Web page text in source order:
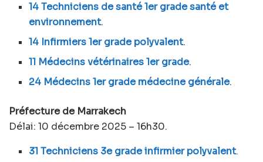
14 Techniciens de santé 1er grade santé et
environnement.
14 Infirmiers 1er grade polyvalent.
11 Médecins vétérinaires 1er grade.
24 Médecins 1er grade médecine générale.
Préfecture de Marrakech
Délai: 10 décembre 2025 – 16h30.
31 Techniciens 3e grade infirmier polyvalent.